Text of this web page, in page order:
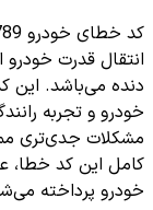
انتقال قدرت
دنده می‌باشد. این
خودرو و تجربه
مشکلات جدی‌تری
کامل این کد خطا،
خودرو پرداخته